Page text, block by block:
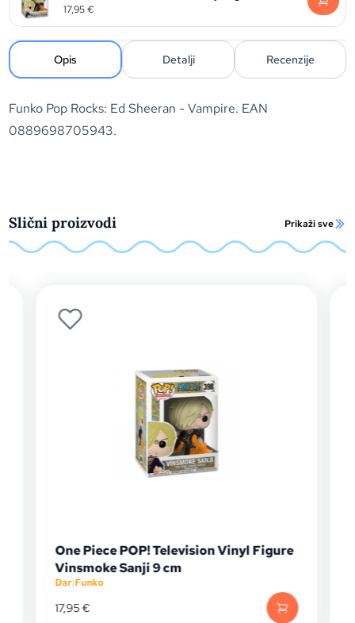
17,95€
Opis Detalji Recenzije
Funko Pop Rocks: Ed Sheeran - Vampire. EAN
0889698705943.
Slični proizvodi Prikaži sve
One Piece POP! Television Vinyl Figure
Vinsmoke Sanji 9 cm
Dar|Funko
17,95€